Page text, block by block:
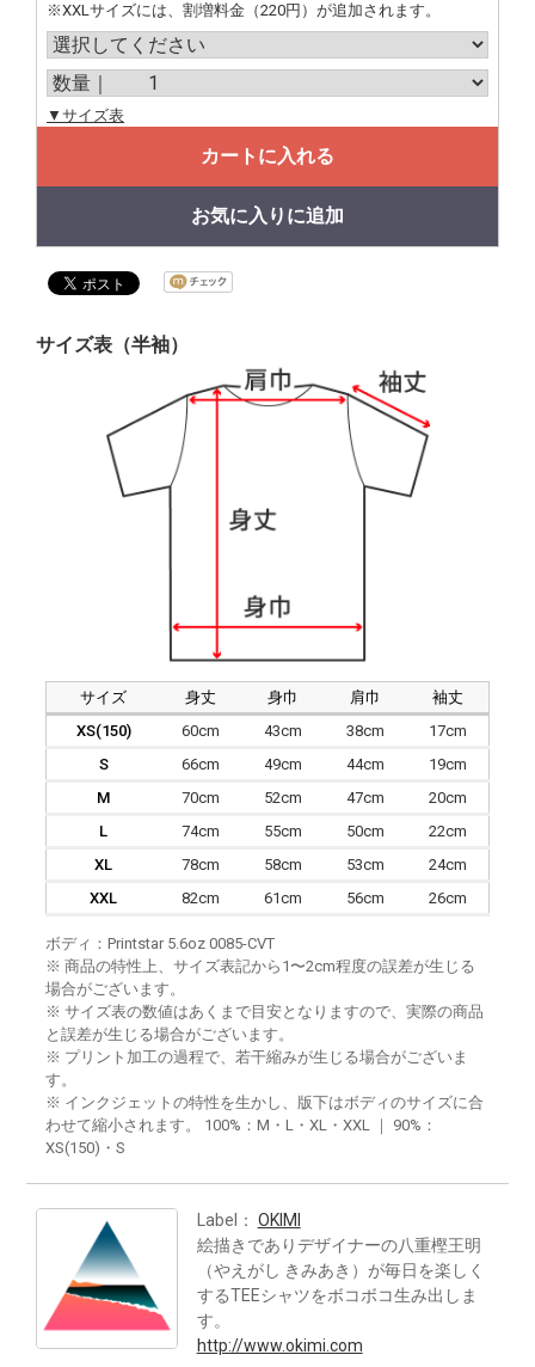
※XXLサイズには、割増料金（220円）が追加されます。
▼サイズ表
カートに入れる
お気に入りに追加
サイズ表（半袖）
サイズ 身丈 身巾 肩巾
袖丈
XS(150)
60cm 43cm 38cm
17cm
S
66cm 49cm 44cm
19cm
M
70cm 52cm 47cm
20cm
L
74cm 55cm 50cm
22cm
XL
78cm 58cm 53cm
24cm
XXL
82cm 61cm 56cm 26cm
ボディ：Printstar 5.6oz 0085-CVT
※ 商品の特性上、サイズ表記から1〜2cm程度の誤差が生じる
場合がございます。
※ サイズ表の数値はあくまで目安となりますので、実際の商品
と誤差が生じる場合がございます。
※ プリント加工の過程で、若干縮みが生じる場合がございま
す。
※ インクジェットの特性を生かし、版下はボディのサイズに合
わせて縮小されます。 100%：M・L・XL・XXL ｜ 90%：
XS(150)・S
Label： OKIMI
絵描きでありデザイナーの八重樫王明
（やえがし きみあき）が毎日を楽しく
するTEEシャツをボコボコ生み出しま
す。
http://www.okimi.com